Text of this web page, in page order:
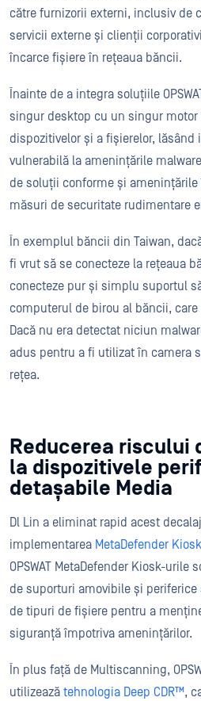
către furnizorii externi, inclusiv de
servicii externe și clienții
încarce fișiere în rețeaua băncii.
Înainte de a integra soluțiile
singur desktop cu un singur
dispozitivelor și a fișierelor,
vulnerabilă la amenințările
de soluții conforme și
măsuri de securitate rudimentare
În exemplul băncii din Taiwan,
fi vrut să se conecteze la rețeaua
conecteze pur și simplu suportul
computerul de birou al băncii,
Dacă nu era detectat niciun
adus pentru a fi utilizat în camera
rețea.
Reducerea riscului
la dispozitivele
detașabile Media
Dl Lin a eliminat rapid acest
implementarea MetaDefender
OPSWAT MetaDefender Kiosk-urile
de suporturi amovibile și
de tipuri de fișiere pentru a
siguranță împotriva amenințărilor.
În plus față de Multiscanning,
utilizează tehnologia Deep CDR™,